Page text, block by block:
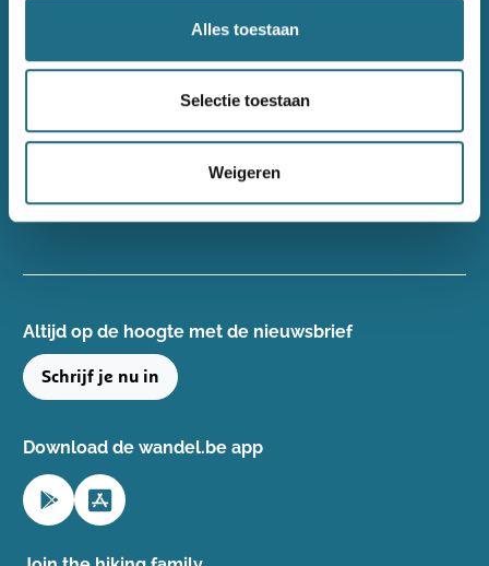
Alles toestaan
Selectie toestaan
Weigeren
+32(0)50 40 51 40
info@wandelsport.be
BE 0643 481 073
Altijd op de hoogte ​met de nieuwsbrief
Schrijf je nu in
Download de wandel.be app